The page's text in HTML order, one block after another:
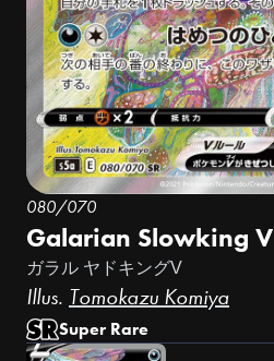
080/070
Galarian Slowking V
ガラル ヤドキングV
Illus. Tomokazu Komiya
Super Rare